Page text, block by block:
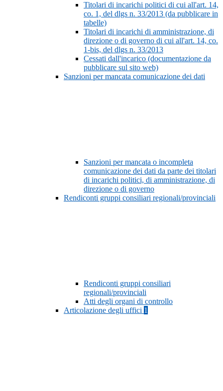
Titolari di incarichi politici di cui all'art. 14,
co. 1, del dlgs n. 33/2013 (da pubblicare in
tabelle)
Titolari di incarichi di amministrazione, di
direzione o di governo di cui all'art. 14, co.
1-bis, del dlgs n. 33/2013
Cessati dall'incarico (documentazione da
pubblicare sul sito web)
Sanzioni per mancata comunicazione dei dati
Sanzioni per mancata o incompleta
comunicazione dei dati da parte dei titolari
di incarichi politici, di amministrazione, di
direzione o di governo
Rendiconti gruppi consiliari regionali/provinciali
Rendiconti gruppi consiliari
regionali/provinciali
Atti degli organi di controllo
Articolazione degli uffici 1